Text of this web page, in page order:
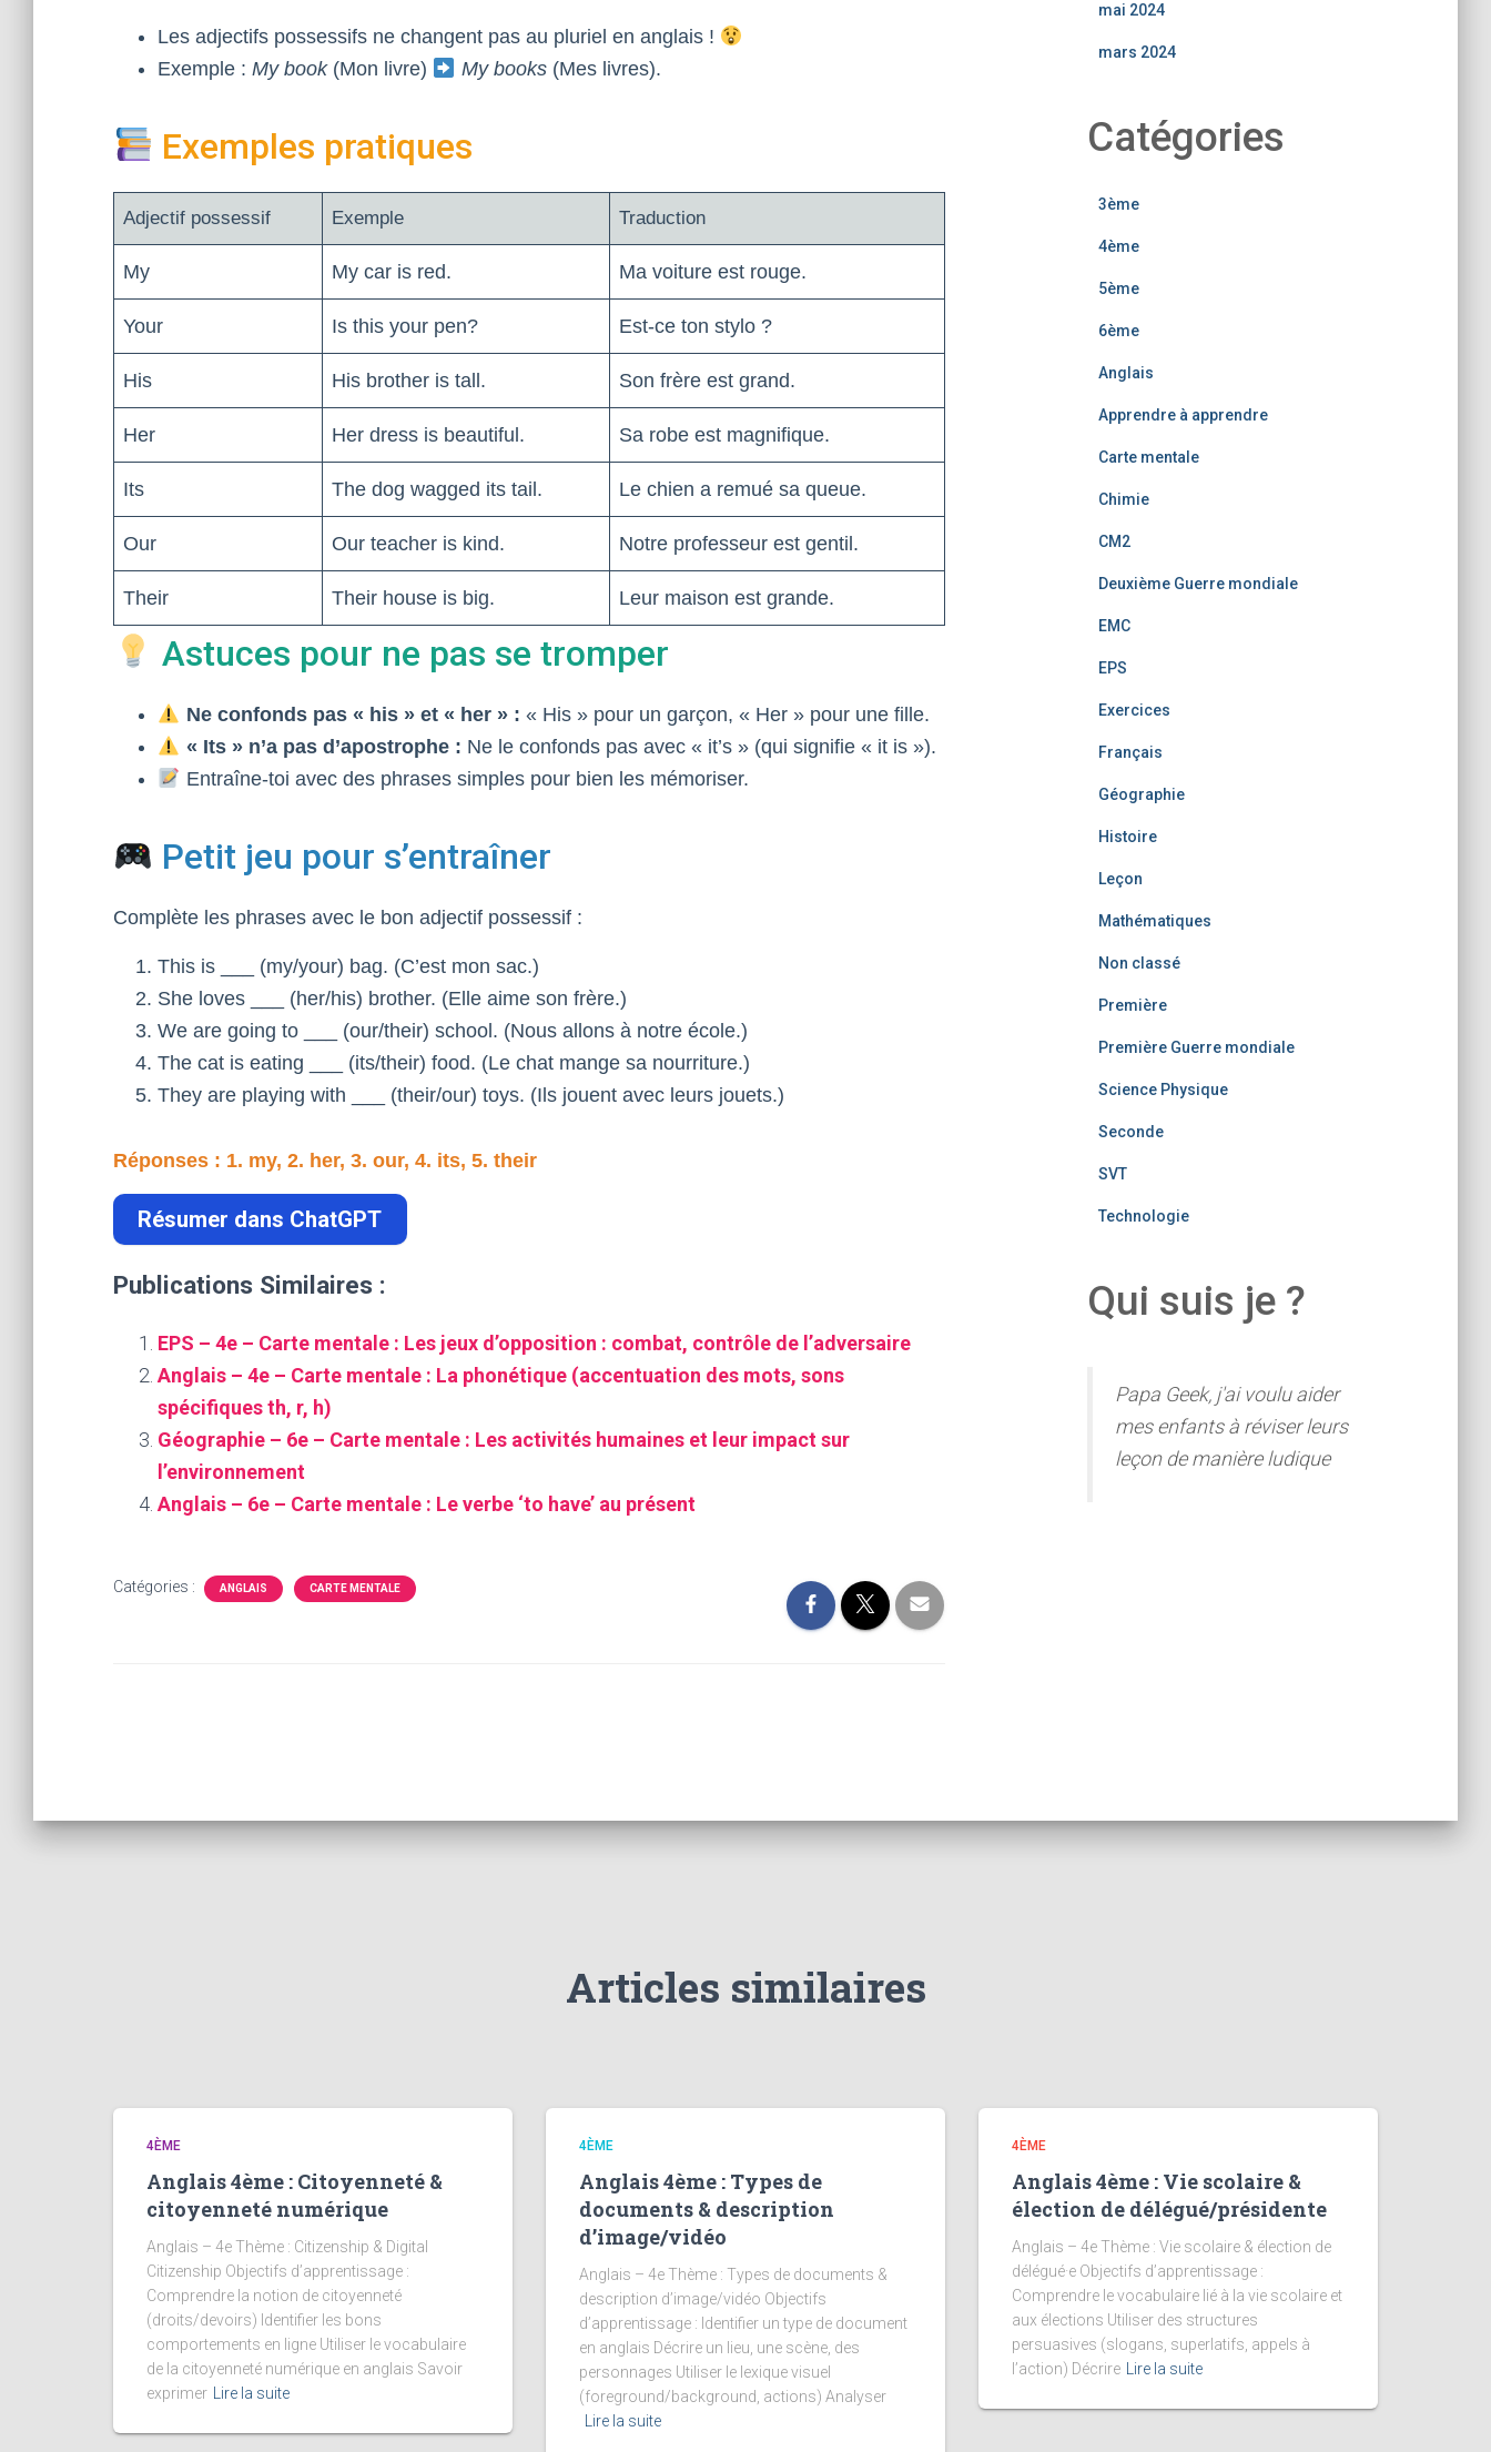
Les adjectifs possessifs ne changent pas au pluriel en anglais !
Exemple : My book(Mon livre) My books(Mes livres).
Exemples pratiques
Adjectif possessif Exemple Traduction
My My car is red. Ma voiture est rouge.
Your Is this your pen? Est-ce ton stylo ?
His His brother is tall. Son frère est grand.
Her Her dress is beautiful. Sa robe est magnifique.
Its The dog wagged its tail. Le chien a remué sa queue.
Our Our teacher is kind. Notre professeur est gentil.
Their Their house is big. Leur maison est grande.
Astuces pour ne pas se tromper
Ne confonds pas « his » et « her » : « His » pour un garçon, « Her » pour une fille.
« Its » n’a pas d’apostrophe : Ne le confonds pas avec « it’s » (qui signifie « it is »).
Entraîne-toi avec des phrases simples pour bien les mémoriser.
Petit jeu pour s’entraîner
Complète les phrases avec le bon adjectif possessif :
This is ___ (my/your) bag. (C’est mon sac.)
She loves ___ (her/his) brother. (Elle aime son frère.)
We are going to ___ (our/their) school. (Nous allons à notre école.)
The cat is eating ___ (its/their) food. (Le chat mange sa nourriture.)
They are playing with ___ (their/our) toys. (Ils jouent avec leurs jouets.)
Réponses : 1. my, 2. her, 3. our, 4. its, 5. their
Résumer dans ChatGPT
Publications Similaires :
EPS – 4e – Carte mentale : Les jeux d’opposition : combat, contrôle de l’adversaire
Anglais – 4e – Carte mentale : La phonétique (accentuation des mots, sons
spécifiques th, r, h)
Géographie – 6e – Carte mentale : Les activités humaines et leur impact sur
l’environnement
Anglais – 6e – Carte mentale : Le verbe ‘to have’ au présent
Catégories : ANGLAIS CARTE MENTALE
mai 2024
mars 2024
Catégories
3ème
4ème
5ème
6ème
Anglais
Apprendre à apprendre
Carte mentale
Chimie
CM2
Deuxième Guerre mondiale
EMC
EPS
Exercices
Français
Géographie
Histoire
Leçon
Mathématiques
Non classé
Première
Première Guerre mondiale
Science Physique
Seconde
SVT
Technologie
Qui suis je ?
Papa Geek, j'ai voulu aider
mes enfants à réviser leurs
leçon de manière ludique
Articles similaires
4ÈME
Anglais 4ème : Citoyenneté &
citoyenneté numérique
Anglais – 4e Thème : Citizenship & Digital
Citizenship Objectifs d’apprentissage :
Comprendre la notion de citoyenneté
(droits/devoirs) Identifier les bons
comportements en ligne Utiliser le vocabulaire
de la citoyenneté numérique en anglais Savoir
exprimer
Lire la suite
4ÈME
Anglais 4ème : Types de
documents & description
d’image/vidéo
Anglais – 4e Thème : Types de documents &
description d’image/vidéo Objectifs
d’apprentissage : Identifier un type de document
en anglais Décrire un lieu, une scène, des
personnages Utiliser le lexique visuel
(foreground/background, actions) Analyser
Lire la suite
4ÈME
Anglais 4ème : Vie scolaire &
élection de délégué/présidente
Anglais – 4e Thème : Vie scolaire & élection de
délégué·e Objectifs d’apprentissage :
Comprendre le vocabulaire lié à la vie scolaire et
aux élections Utiliser des structures
persuasives (slogans, superlatifs, appels à
l’action) Décrire
Lire la suite